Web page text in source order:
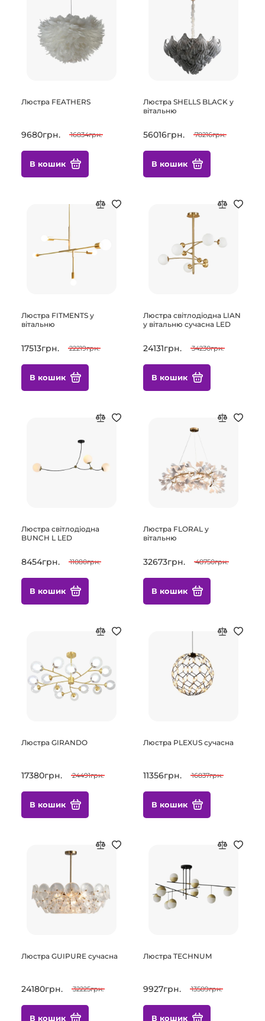
Люстра FEATHERS
9680грн. 16834грн.
В кошик
Люстра SHELLS BLACK у
вітальню
56016грн. 78216грн.
В кошик
Люстра FITMENTS у
вітальню
17513грн. 22219грн.
В кошик
Люстра світлодіодна LIAN
у вітальню сучасна LED
24131грн. 34230грн.
В кошик
Люстра світлодіодна
BUNCH L LED
8454грн. 11080грн.
В кошик
Люстра FLORAL у
вітальню
32673грн. 48750грн.
В кошик
Люстра GIRANDO
17380грн. 24491грн.
В кошик
Люстра PLEXUS сучасна
11356грн. 16837грн.
В кошик
Люстра GUIPURE сучасна
24180грн. 32225грн.
В кошик
Люстра TECHNUM
9927грн. 13589грн.
В кошик